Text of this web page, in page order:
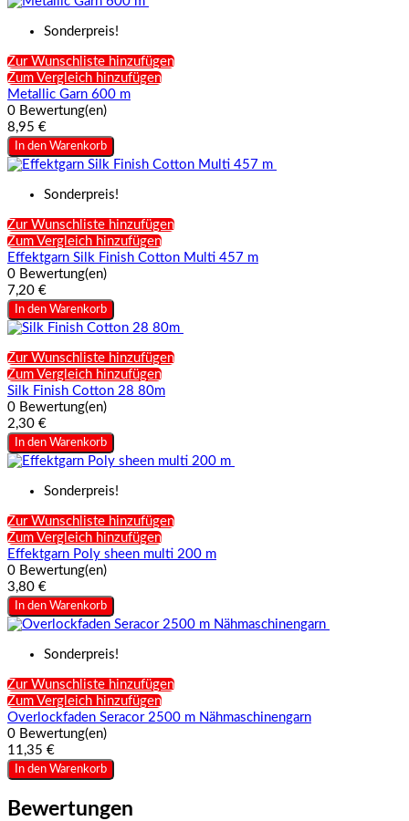
Sonderpreis!
Zur Wunschliste hinzufügen
Zum Vergleich hinzufügen
Metallic Garn 600 m
0 Bewertung(en)
8,95 €
In den Warenkorb
Sonderpreis!
Zur Wunschliste hinzufügen
Zum Vergleich hinzufügen
Effektgarn Silk Finish Cotton Multi 457 m
0 Bewertung(en)
7,20 €
In den Warenkorb
Zur Wunschliste hinzufügen
Zum Vergleich hinzufügen
Silk Finish Cotton 28 80m
0 Bewertung(en)
2,30 €
In den Warenkorb
Sonderpreis!
Zur Wunschliste hinzufügen
Zum Vergleich hinzufügen
Effektgarn Poly sheen multi 200 m
0 Bewertung(en)
3,80 €
In den Warenkorb
Sonderpreis!
Zur Wunschliste hinzufügen
Zum Vergleich hinzufügen
Overlockfaden Seracor 2500 m Nähmaschinengarn
0 Bewertung(en)
11,35 €
In den Warenkorb
Bewertungen